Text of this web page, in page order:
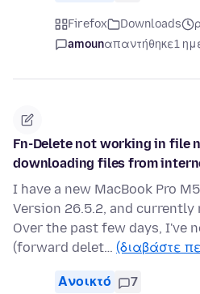
Firefox Downloads
amounαπαντήθηκε1
Fn-Delete not working in file
downloading files from
I have a new MacBook Pro
Version 26.5.2, and currently
Over the past few days, I've
(forward delet… (διαβάστε
Ανοικτό 7